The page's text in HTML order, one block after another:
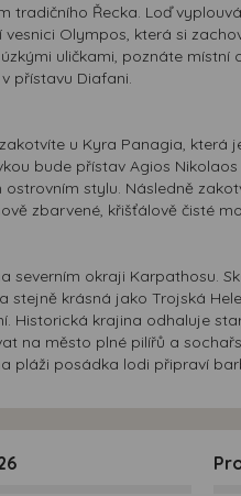
Řecka. Loď
Olympos, která si
uličkami, poznáte
přístavu Diafani.
u Kyra Panagia,
bude přístav Agios
stylu. Následně
zbarvené, křišťálově čisté
severním okraji Karpathosu.
krásná jako Trojská
Historická krajina odhaluje
na město plné pilířů a
pláži posádka lodi připraví